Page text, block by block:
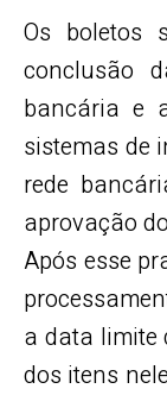
Os boletos
conclusão
bancária e
sistemas de
rede
aprovação
Após esse
a data limite
dos itens